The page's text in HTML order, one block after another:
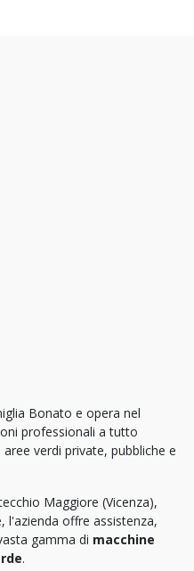
Bonato e opera nel
professionali a tutto
verdi private, pubbliche e
Maggiore (Vicenza),
l'azienda offre assistenza,
gamma di macchine
.